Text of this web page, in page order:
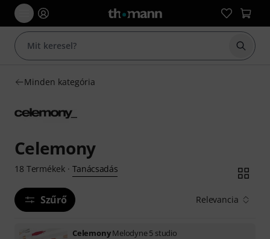
Minden kategória
Celemony
18 Termékek· Tanácsadás
Szűrő Relevancia
CelemonyMelodyne 5 studio